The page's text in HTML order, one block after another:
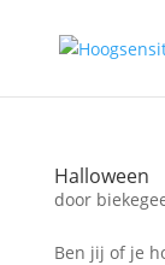
Halloween
door
Ben jij of je